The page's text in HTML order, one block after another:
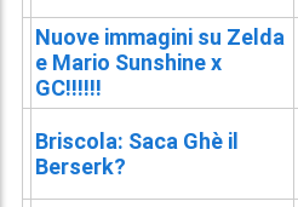
Nuove immagini su Zelda
e Mario Sunshine x
GC!!!!!!
Briscola: Saca Ghè il
Berserk?